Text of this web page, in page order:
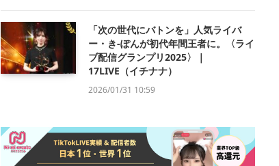
「次の世代にバトンを」人気ライバ
ー・き-ぽんが初代年間王者に。〈ライ
ブ配信グランプリ2025〉｜
17LIVE（イチナナ）
2026/01/31 10:59